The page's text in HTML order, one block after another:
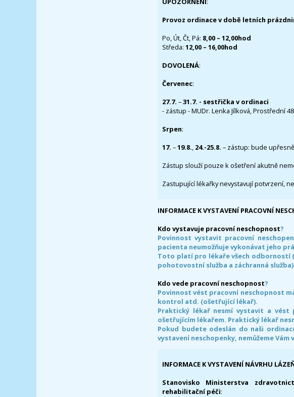
Provoz ordinace v době letních
Po, Út, Čt, Pá: 8,00 – 12,00hod
Středa: 12,00 – 16,00hod
DOVOLENÁ:
Červenec:
27.7. –31.7. - sestřička v ordinaci
- zástup - MUDr. Lenka Jílková, Prostřední
Srpen:
17. –19.8., 24.-25.8. – zástup: bude
Zástup slouží pouze k ošetření akutně
Zastupující lékařky nevystavují potvrzení,
INFORMACE K VYSTAVENÍ PRACOVNÍ
Kdo vystavuje pracovní neschopnost?
Povinnost vystavit pracovní
pacienta neumožňuje vykonávat jeho
Toto platí pro lékaře všech odborností
pohotovostní služba a záchranná služba)
Kdo vede pracovní neschopnost?
Povinnost vést pracovní neschopnost
kontrol atd. (ošetřující lékař).
Praktický lékař nesmí vystavit a vést
ošetřujícím lékařem. Praktický lékař
Pokud budete odeslán do naši
vystavení neschopenky, nemůžeme Vám
INFORMACE K VYSTAVENÍ NÁVRHU
Stanovisko Ministerstva
rehabilitační péči: